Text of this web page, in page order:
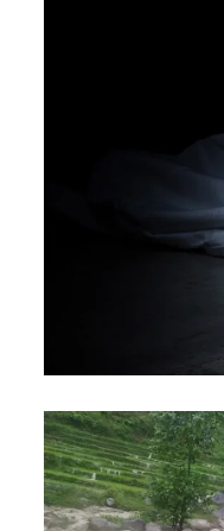
प्रविधि
पर्यटन
इन्द्रेणी–
विशेष